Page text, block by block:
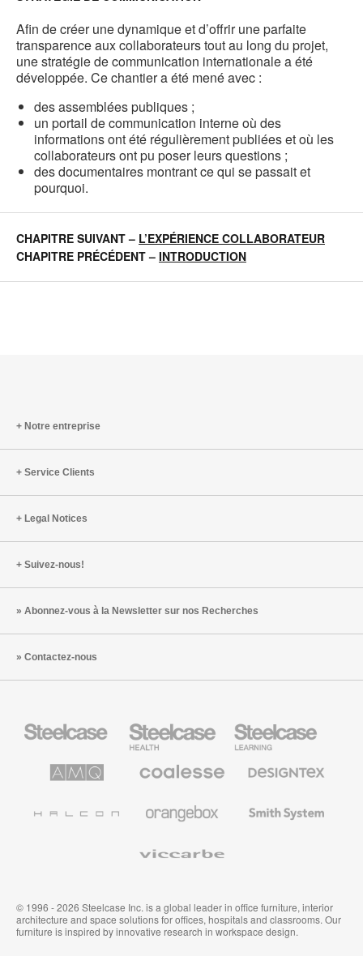
Afin de créer une dynamique et d’offrir une parfaite
transparence aux collaborateurs tout au long du projet,
une stratégie de communication internationale a été
développée. Ce chantier a été mené avec :
des assemblées publiques ;
un portail de communication interne où des
informations ont été régulièrement publiées et où les
collaborateurs ont pu poser leurs questions ;
des documentaires montrant ce qui se passait et
pourquoi.
CHAPITRE SUIVANT – L’EXPÉRIENCE COLLABORATEUR
CHAPITRE PRÉCÉDENT– INTRODUCTION
Notre entreprise
Service Clients
Legal Notices
Suivez-nous!
Abonnez-vous à la Newsletter sur nos Recherches
Contactez-nous
Health
Mobilier
pour
secteur
Solutions
Mobilier
Premium
Textiles
Muraux
System
© 1996 - 2026 Steelcase Inc. is a global leader in office furniture, interior
architecture and space solutions for offices, hospitals and classrooms. Our
furniture is inspired by innovative research in workspace design.